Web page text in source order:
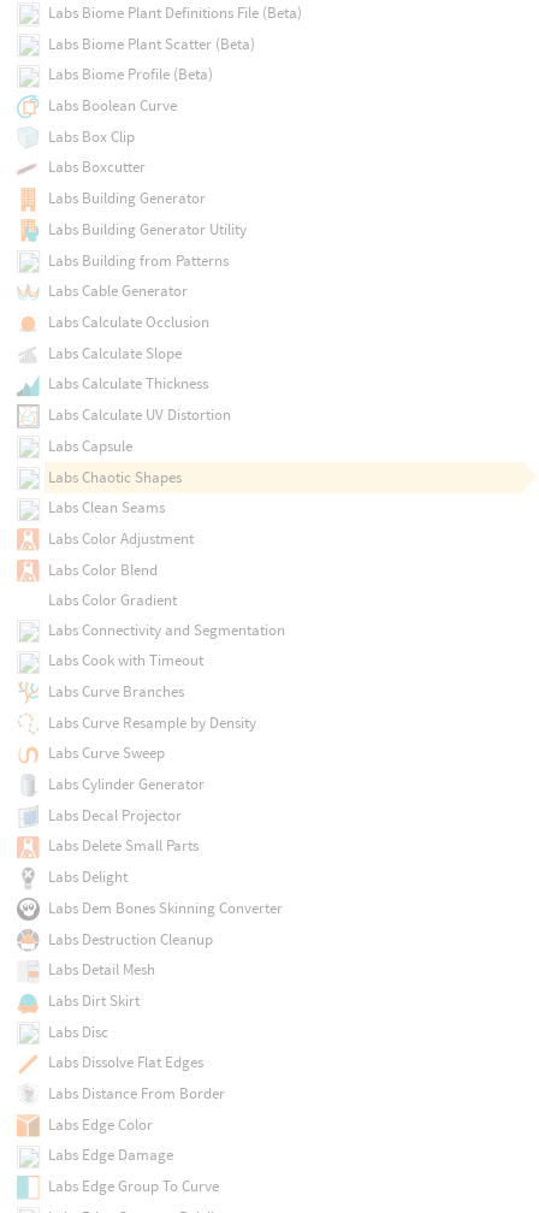
Labs Biome Plant Definitions File (Beta)
Labs Biome Plant Scatter (Beta)
Labs Biome Profile (Beta)
Labs Boolean Curve
Labs Box Clip
Labs Boxcutter
Labs Building Generator
Labs Building Generator Utility
Labs Building from Patterns
Labs Cable Generator
Labs Calculate Occlusion
Labs Calculate Slope
Labs Calculate Thickness
Labs Calculate UV Distortion
Labs Capsule
Labs Chaotic Shapes
Labs Clean Seams
Labs Color Adjustment
Labs Color Blend
Labs Color Gradient
Labs Connectivity and Segmentation
Labs Cook with Timeout
Labs Curve Branches
Labs Curve Resample by Density
Labs Curve Sweep
Labs Cylinder Generator
Labs Decal Projector
Labs Delete Small Parts
Labs Delight
Labs Dem Bones Skinning Converter
Labs Destruction Cleanup
Labs Detail Mesh
Labs Dirt Skirt
Labs Disc
Labs Dissolve Flat Edges
Labs Distance From Border
Labs Edge Color
Labs Edge Damage
Labs Edge Group To Curve